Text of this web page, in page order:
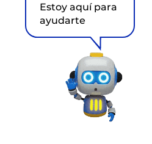
Estoy aquí para
ayudarte